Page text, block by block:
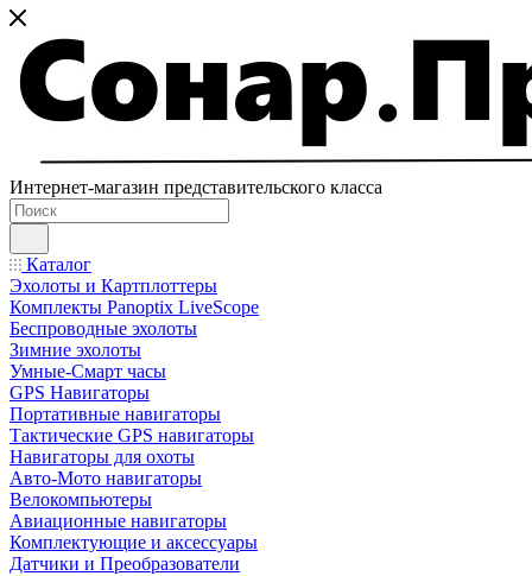
Интернет-магазин представительского класса
Каталог
Эхолоты и Картплоттеры
Комплекты Panoptix LiveScope
Беспроводные эхолоты
Зимние эхолоты
Умные-Смарт часы
GPS Навигаторы
Портативные навигаторы
Тактические GPS навигаторы
Навигаторы для охоты
Авто-Мото навигаторы
Велокомпьютеры
Авиационные навигаторы
Комплектующие и аксессуары
Датчики и Преобразователи